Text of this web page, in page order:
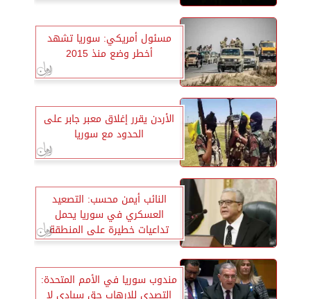
مسئول أمريكي: سوريا تشهد
أخطر وضع منذ 2015
الأردن يقرر إغلاق معبر جابر على
الحدود مع سوريا
النائب أيمن محسب: التصعيد
العسكري في سوريا يحمل
تداعيات خطيرة على المنطقة
مندوب سوريا في الأمم المتحدة:
التصدي للإرهاب حق سيادي لا